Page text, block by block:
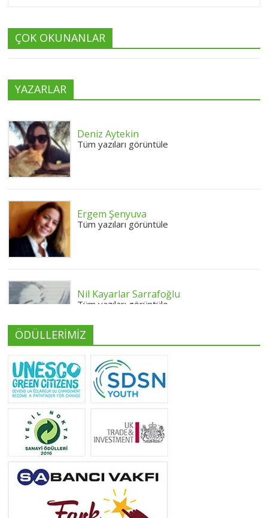
ÇOK OKUNANLAR
YAZARLAR
Deniz Aytekin
Tüm yazıları görüntüle
Ergem Şenyuva
Tüm yazıları görüntüle
Nil Kayarlar Sarrafoğlu
Tüm yazıları görüntüle
Yeliz Yılmaz
Tüm yazıları görüntüle
ÖDÜLLERİMİZ